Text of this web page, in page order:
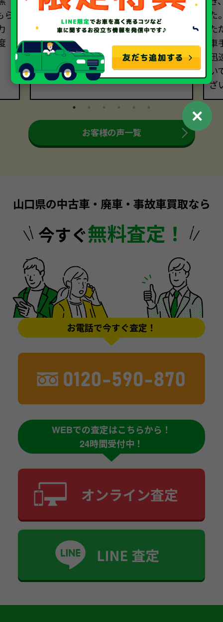
の方の丁寧で分かりやすいご説明の
おかげで、安心して車を託すことがで
きました。
ざ
お客様の声一覧
山口県の中古車・廃車・事故車買取なら
今すぐ無料査定！
お電話で今すぐ査定！
WEBでの査定はこちらから！
24時間受付中！
✕